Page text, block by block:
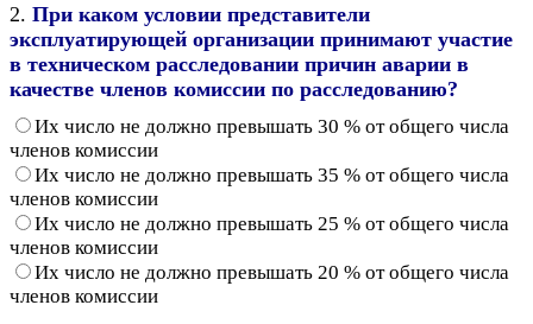
2. При каком условии представители
эксплуатирующей организации принимают участие
в техническом расследовании причин аварии в
качестве членов комиссии по расследованию?
Их число не должно превышать 30 % от общего числа
членов комиссии
Их число не должно превышать 35 % от общего числа
членов комиссии
Их число не должно превышать 25 % от общего числа
членов комиссии
Их число не должно превышать 20 % от общего числа
членов комиссии